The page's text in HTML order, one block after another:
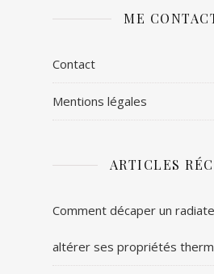
ME
Contact
Mentions légales
ARTICLES
Comment décaper un
altérer ses propriétés